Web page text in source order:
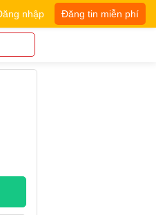
nhập Đăng tin miễn phí